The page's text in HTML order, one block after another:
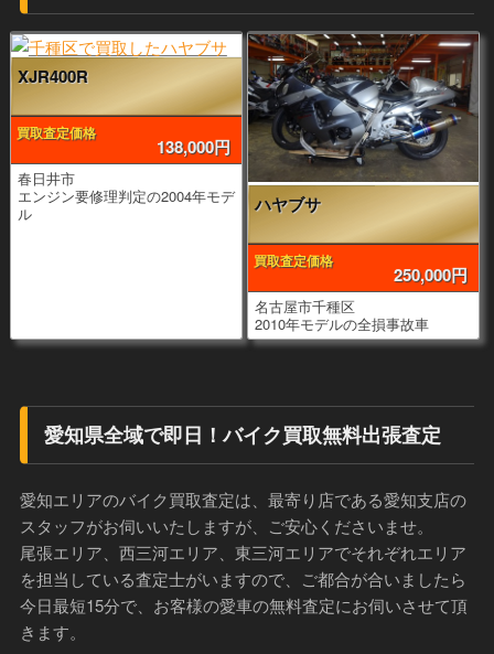
XJR400R
買取査定価格
138,000円
春日井市
エンジン要修理判定の2004年モデ
ル
ハヤブサ
買取査定価格
250,000円
名古屋市千種区
2010年モデルの全損事故車
愛知県全域で即日！バイク買取無料出張査定
愛知エリアのバイク買取査定は、最寄り店である愛知支店の
スタッフがお伺いいたしますが、ご安心くださいませ。
尾張エリア、西三河エリア、東三河エリアでそれぞれエリア
を担当している査定士がいますので、ご都合が合いましたら
今日最短15分で、お客様の愛車の無料査定にお伺いさせて頂
きます。